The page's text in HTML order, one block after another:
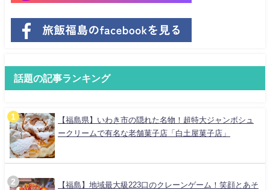
話題の記事ランキング
【福島県】いわき市の隠れた名物！超特大ジャンボシュ
ークリームで有名な老舗菓子店「白土屋菓子店」
【福島】地域最大級223口のクレーンゲーム！笑顔とあそ